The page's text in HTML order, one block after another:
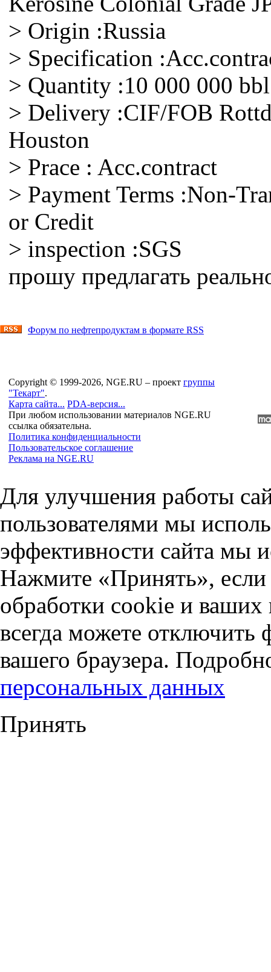
> Origin :Russia
> Specification
> Quantity :10 000 000
> Delivery :CIF/FOB
Houston
> Prace : Acc.contract
> Payment Terms :Non-
or Credit
> inspection :SGS
прошу предлагать
Форум по нефтепродуктам в формате RSS
Copyright © 1999-2026, NGE.RU – проект группы
"Текарт".
Карта сайта... PDA-версия...
При любом использовании материалов NGE.RU
ссылка обязательна.
Политика конфиденциальности
Пользовательское соглашение
Реклама на NGE.RU
Для улучшения работы
пользователями мы
эффективности сайта мы
Нажмите «Принять», если
обработки cookie и
всегда можете отключить
вашего браузера.
персональных данных
Принять